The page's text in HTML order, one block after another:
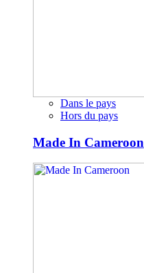
Dans le pays
Hors du pays
Made In Cameroon